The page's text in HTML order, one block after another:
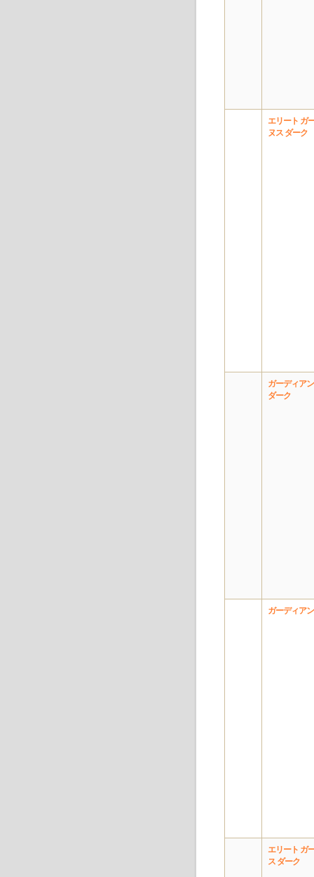
エリート ガ
ヌス ダーク
ガーディア
ダーク
ガーディア
エリート ガ
ス ダーク